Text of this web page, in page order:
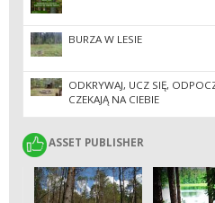
BURZA W LESIE
ODKRYWAJ, UCZ SIĘ,
CZEKAJĄ NA CIEBIE
ASSET PUBLISHER
ASSET PUBLISHER